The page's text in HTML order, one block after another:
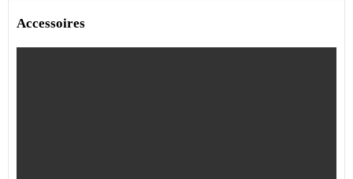
Accessoires